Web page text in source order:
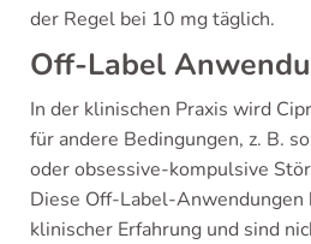
der Regel bei 10 mg täglich.
Off-Label
In der klinischen Praxis wird
für andere Bedingungen, z. B.
oder obsessive-kompulsive
Diese Off-Label-Anwendungen
klinischer Erfahrung und sind